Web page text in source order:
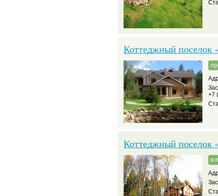
Коттеджный поселок
+7
Коттеджный поселок
в